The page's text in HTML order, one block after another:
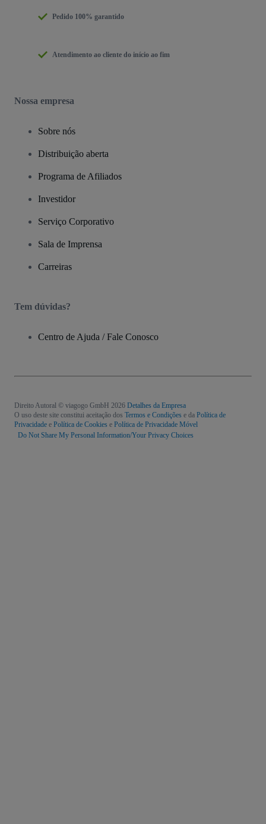
Pedido 100% garantido
Atendimento ao cliente do início ao fim
Nossa empresa
Sobre nós
Distribuição aberta
Programa de Afiliados
Investidor
Serviço Corporativo
Sala de Imprensa
Carreiras
Tem dúvidas?
Centro de Ajuda / Fale Conosco
Direito Autoral © viagogo GmbH 2026 Detalhes da Empresa
O uso deste site constitui aceitação dos Termos e Condições e da Política de
Privacidade e Política de Cookies e Política de Privacidade Móvel
Do Not Share My Personal Information/Your Privacy Choices